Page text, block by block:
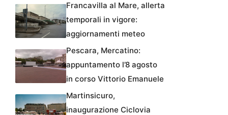
Francavilla al Mare, allerta
temporali in vigore:
aggiornamenti meteo
Pescara, Mercatino:
appuntamento l’8 agosto
in corso Vittorio Emanuele
Martinsicuro,
inaugurazione Ciclovia